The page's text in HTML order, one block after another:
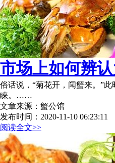
市场上如何辨
俗话说，“菊花开，闻蟹来。”
睐。……
文章来源：蟹公馆
发布时间：2020-11-10 06:23:11
阅读全文>>